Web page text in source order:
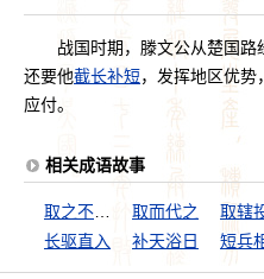
战国时期，滕文公从楚国
还要他截长补短，发挥地区优
应付。
相关成语故事
取而代之 取辖
长驱直入
补天浴日 短兵